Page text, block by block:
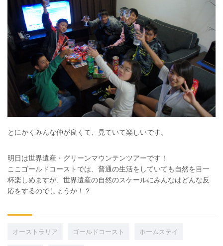
とにかくみんな仲が良くて、見ていて楽しいです。
明日は世界遺産・グリーンマウンテンツアーです！
ここゴールドコーストでは、普通の生活をしていても自然を目一
杯楽しめますが、世界遺産の自然のスケールにみんなはどんな反
応をするのでしょうか！？
オーストラリア ゴールドコースト ホームステイ